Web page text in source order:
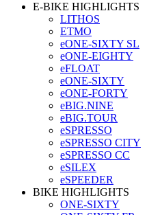
E-BIKE HIGHLIGHTS
LITHOS
ETMO
eONE-SIXTY SL
eONE-EIGHTY
eFLOAT
eONE-SIXTY
eONE-FORTY
eBIG.NINE
eBIG.TOUR
eSPRESSO
eSPRESSO CITY
eSPRESSO CC
eSILEX
eSPEEDER
BIKE HIGHLIGHTS
ONE-SIXTY